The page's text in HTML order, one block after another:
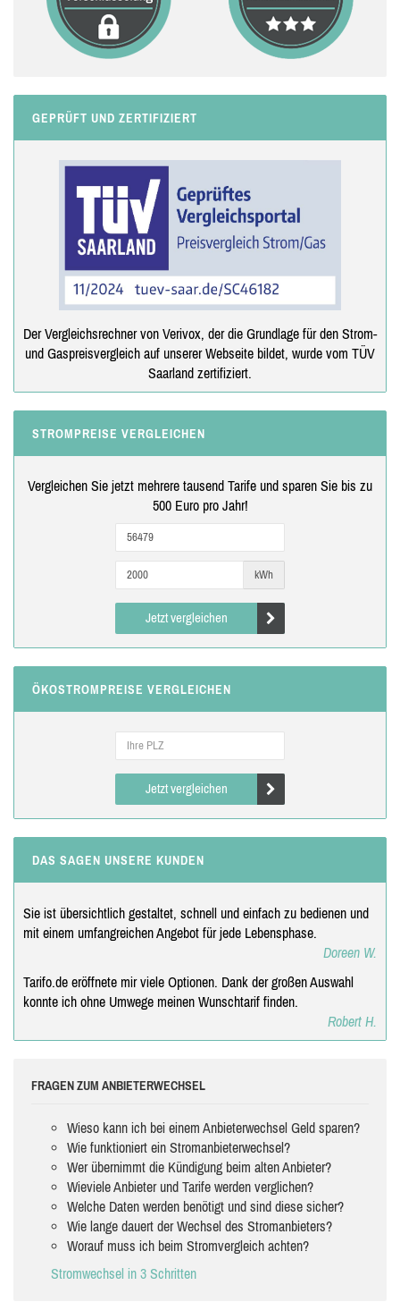
GEPRÜFT UND ZERTIFIZIERT
Der Vergleichsrechner von Verivox, der die Grundlage für den Strom-
und Gaspreisvergleich auf unserer Webseite bildet, wurde vom TÜV
Saarland zertifiziert.
STROMPREISE VERGLEICHEN
Vergleichen Sie jetzt mehrere tausend Tarife und sparen Sie bis zu
500 Euro pro Jahr!
kWh
Jetzt vergleichen
ÖKOSTROMPREISE VERGLEICHEN
Jetzt vergleichen
DAS SAGEN UNSERE KUNDEN
Sie ist übersichtlich gestaltet, schnell und einfach zu bedienen und
mit einem umfangreichen Angebot für jede Lebensphase.
Doreen W.
Tarifo.de eröffnete mir viele Optionen. Dank der großen Auswahl
konnte ich ohne Umwege meinen Wunschtarif finden.
Robert H.
FRAGEN ZUM ANBIETERWECHSEL
Wieso kann ich bei einem Anbieterwechsel Geld sparen?
Wie funktioniert ein Stromanbieterwechsel?
Wer übernimmt die Kündigung beim alten Anbieter?
Wieviele Anbieter und Tarife werden verglichen?
Welche Daten werden benötigt und sind diese sicher?
Wie lange dauert der Wechsel des Stromanbieters?
Worauf muss ich beim Stromvergleich achten?
Stromwechsel in 3 Schritten